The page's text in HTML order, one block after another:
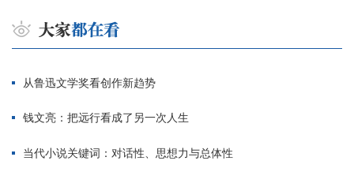
从鲁迅文学奖看创作新趋势
钱文亮：把远行看成了另一次人生
当代小说关键词：对话性、思想力与总体性